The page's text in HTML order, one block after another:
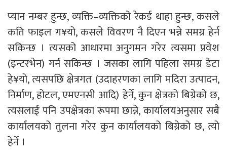
प्यान नम्बर हुन्छ, व्यक्ति–व्यक्तिको रेकर्ड थाहा हुन्छ, कसले
कति फाइल ग¥यो, कसले विवरण नै दिएन भन्ने समग्र हेर्न
सकिन्छ । त्यसको आधारमा अनुगमन गरेर त्यसमा प्रवेश
(इन्टरभेन) गर्न सकिन्छ । जसका लागि पहिला समग्र डेटा
हे¥यो, त्यसपछि क्षेत्रगत (उदाहरणका लागि मदिरा उत्पादन,
निर्माण, होटल, एमएनसी आदि) हेर्ने, कुन क्षेत्रको बिग्रेको छ,
त्यसलाई पनि उपक्षेत्रका रूपमा छान्ने, कार्यालयअनुसार सबै
कार्यालयको तुलना गरेर कुन कार्यालयको बिग्रेको छ, त्यो
हेर्ने ।